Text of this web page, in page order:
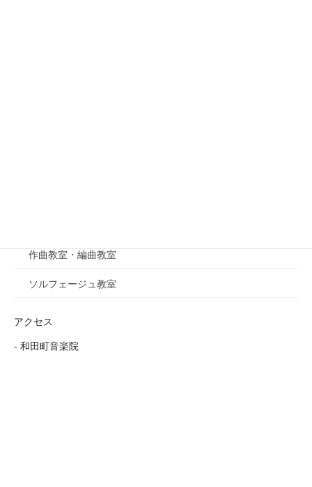
作曲教室・編曲教室
ソルフェージュ教室
アクセス
- 和田町音楽院